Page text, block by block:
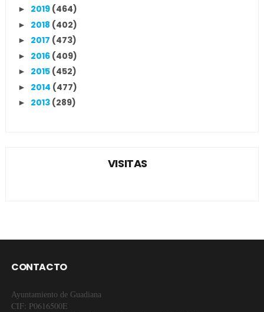
► 2019 (464)
► 2018 (402)
► 2017 (473)
► 2016 (409)
► 2015 (452)
► 2014 (477)
► 2013 (289)
VISITAS
CONTACTO
Ayuntamiento de Guadiana
CIF: P0616500E